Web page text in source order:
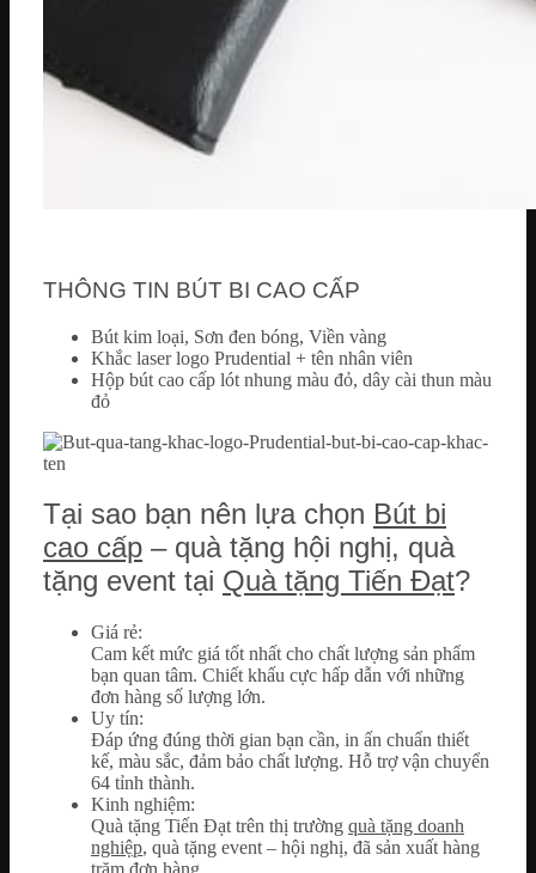
THÔNG TIN BÚT BI CAO CẤP
Bút kim loại, Sơn đen bóng, Viền vàng
Khắc laser logo Prudential + tên nhân viên
Hộp bút cao cấp lót nhung màu đỏ, dây cài thun màu
đỏ
Tại sao bạn nên lựa chọn Bút bi
cao cấp – quà tặng hội nghị, quà
tặng event tại Quà tặng Tiến Đạt?
Giá rẻ:
Cam kết mức giá tốt nhất cho chất lượng sản phẩm
bạn quan tâm. Chiết khấu cực hấp dẫn với những
đơn hàng số lượng lớn.
Uy tín:
Đáp ứng đúng thời gian bạn cần, in ấn chuẩn thiết
kế, màu sắc, đảm bảo chất lượng. Hỗ trợ vận chuyển
64 tỉnh thành.
Kinh nghiệm:
Quà tặng Tiến Đạt trên thị trường quà tặng doanh
nghiệp, quà tặng event – hội nghị, đã sản xuất hàng